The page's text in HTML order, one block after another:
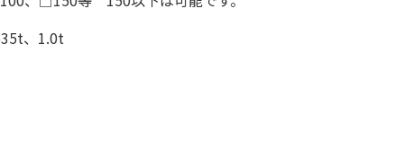
、1.0t